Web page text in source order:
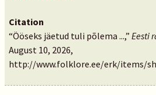
Citation
“Ööseks jäetud tuli põlema ...,” Eesti
August 10, 2026,
http://www.folklore.ee/erk/items/